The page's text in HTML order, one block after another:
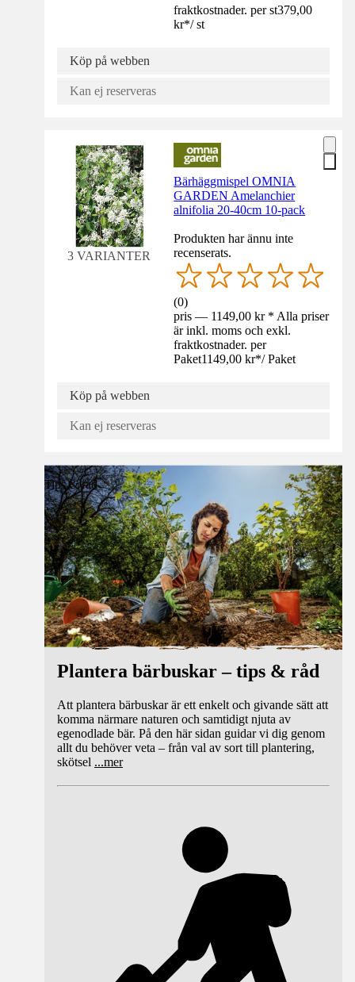
fraktkostnader. per st379,00
kr*/ st
Köp på webben
Kan ej reserveras
3 VARIANTER
Bärhäggmispel OMNIA
GARDEN Amelanchier
alnifolia 20-40cm 10-pack
Produkten har ännu inte
recenserats.
(0)
pris — 1149,00 kr * Alla priser
är inkl. moms och exkl.
fraktkostnader. per
Paket1149,00 kr*/ Paket
Köp på webben
Kan ej reserveras
Tips & råd
Plantera bärbuskar – tips & råd
Att plantera bärbuskar är ett enkelt och givande sätt att
komma närmare naturen och samtidigt njuta av
egenodlade bär. På den här sidan guidar vi dig genom
allt du behöver veta – från val av sort till plantering,
skötsel ...mer